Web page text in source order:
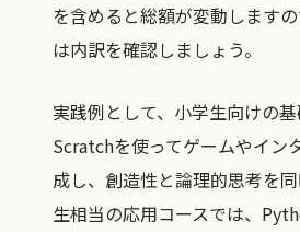
を含めると総額が変動します
は内訳を確認しましょう。
実践例として、小学生向けの基
Scratchを使ってゲームやイン
成し、創造性と論理的思考を
生相当の応用コースでは、